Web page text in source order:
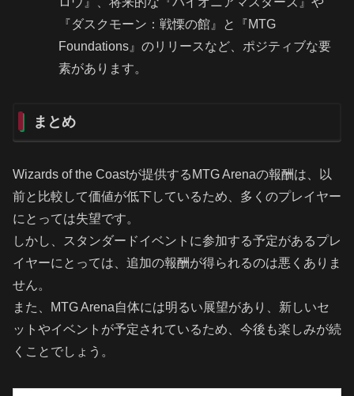
『ダスクモーン：戦慄の館』と『MTG
Foundations』のリリースなど、ポジティブな要
素があります。
まとめ
Wizards of the Coastが提供するMTG Arenaの報酬は、以
前と比較して価値が低下しているため、多くのプレイヤー
にとっては失望です。
しかし、スタンダードイベントに参加する予定があるプレ
イヤーにとっては、追加の報酬が得られるのは悪くありま
せん。
また、MTG Arena自体には明るい展望があり、新しいセ
ットやイベントが予定されているため、今後も楽しみが続
くことでしょう。